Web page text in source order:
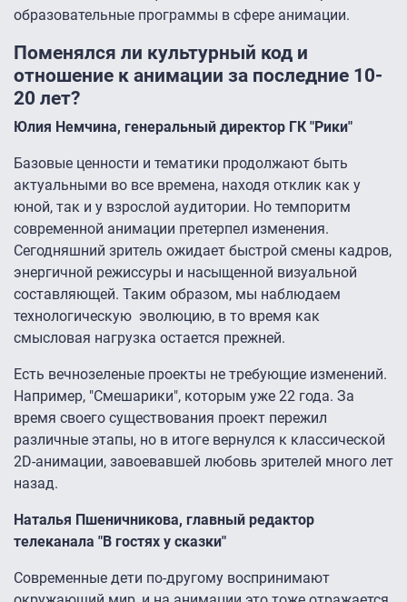
образовательные программы в сфере анимации.
Поменялся ли культурный код и
отношение к анимации за последние 10-
20 лет?
Юлия Немчина, генеральный директор ГК "Рики"
Базовые ценности и тематики продолжают быть
актуальными во все времена, находя отклик как у
юной, так и у взрослой аудитории. Но темпоритм
современной анимации претерпел изменения.
Сегодняшний зритель ожидает быстрой смены кадров,
энергичной режиссуры и насыщенной визуальной
составляющей. Таким образом, мы наблюдаем
технологическую эволюцию, в то время как
смысловая нагрузка остается прежней.
Есть вечнозеленые проекты не требующие изменений.
Например, "Смешарики", которым уже 22 года. За
время своего существования проект пережил
различные этапы, но в итоге вернулся к классической
2D-анимации, завоевавшей любовь зрителей много лет
назад.
Наталья Пшеничникова, главный редактор
телеканала "В гостях у сказки"
Современные дети по-другому воспринимают